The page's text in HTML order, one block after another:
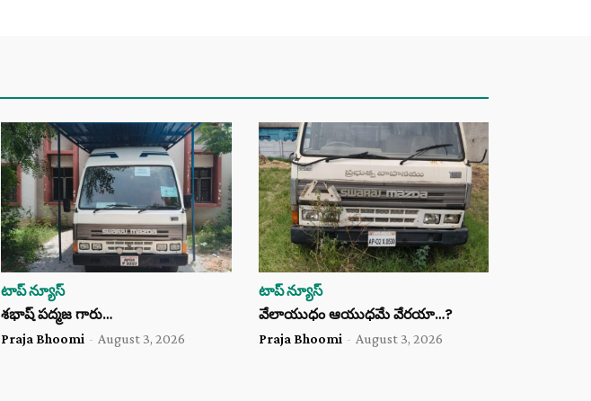
టాప్ న్యూస్
శభాష్ పద్మజ గారు…
Praja Bhoomi - August 3, 2026
టాప్ న్యూస్
వేలాయుధం ఆయుధమే వేరయా…?
Praja Bhoomi - August 3, 2026